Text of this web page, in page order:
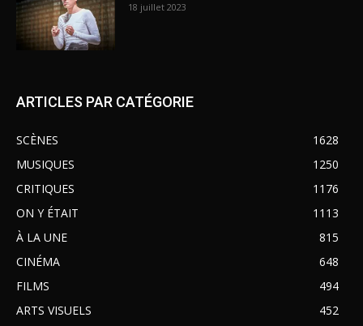
18 juillet 2023
ARTICLES PAR CATÉGORIE
SCÈNES
1628
MUSIQUES
1250
CRITIQUES
1176
ON Y ÉTAIT
1113
À LA UNE
815
CINÉMA
648
FILMS
494
ARTS VISUELS
452